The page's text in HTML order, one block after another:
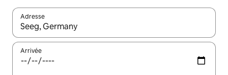
Adresse
Lorsque les résultats s'affichent, utilisez les flèches vers le
Arrivée